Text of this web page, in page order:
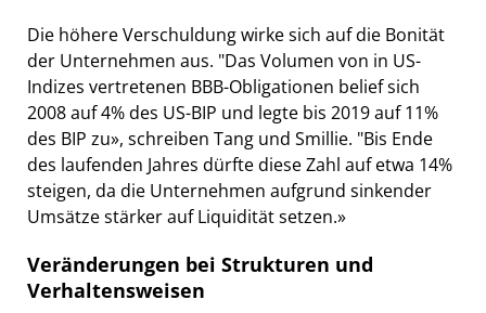
Die höhere Verschuldung wirke sich auf die Bonität
der Unternehmen aus. "Das Volumen von in US-
Indizes vertretenen BBB-Obligationen belief sich
2008 auf 4% des US-BIP und legte bis 2019 auf 11%
des BIP zu», schreiben Tang und Smillie. "Bis Ende
des laufenden Jahres dürfte diese Zahl auf etwa 14%
steigen, da die Unternehmen aufgrund sinkender
Umsätze stärker auf Liquidität setzen.»
Veränderungen bei Strukturen und
Verhaltensweisen